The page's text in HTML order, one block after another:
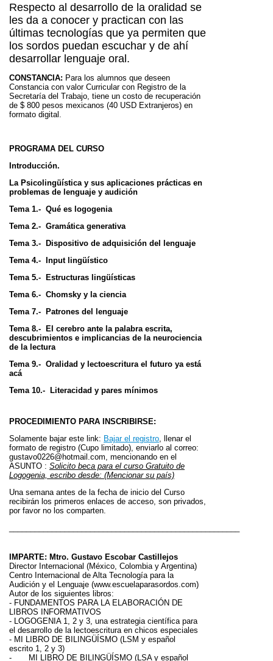
Respecto al desarrollo de la oralidad se
les da a conocer y practican con las
últimas tecnologías que ya permiten que
los sordos puedan escuchar y de ahí
desarrollar lenguaje oral.
CONSTANCIA: Para los alumnos que deseen
Constancia con valor Curricular con Registro de la
Secretaría del Trabajo, tiene un costo de recuperación
de $ 800 pesos mexicanos (40 USD Extranjeros) en
formato digital.
PROGRAMA DEL CURSO
Introducción.
La Psicolingüística y sus aplicaciones prácticas en
problemas de lenguaje y audición
Tema 1.- Qué es logogenia
Tema 2.- Gramática generativa
Tema 3.- Dispositivo de adquisición del lenguaje
Tema 4.- Input lingüístico
Tema 5.- Estructuras lingüísticas
Tema 6.- Chomsky y la ciencia
Tema 7.- Patrones del lenguaje
Tema 8.- El cerebro ante la palabra escrita,
descubrimientos e implicancias de la neurociencia
de la lectura
Tema 9.- Oralidad y lectoescritura el futuro ya está
acá
Tema 10.- Literacidad y pares mínimos
PROCEDIMIENTO PARA INSCRIBIRSE:
Solamente bajar este link: Bajar el registro , llenar el
formato de registro (Cupo limitado), enviarlo al correo:
gustavo0226@hotmail.com , mencionando en el
ASUNTO : Solicito beca para el curso Gratuito de
Logogenia, escribo desde: (Mencionar su país)
Una semana antes de la fecha de inicio del Curso
recibirán los primeros enlaces de acceso, son privados,
por favor no los comparten.
IMPARTE: Mtro. Gustavo Escobar Castillejos
Director Internacional (México, Colombia y Argentina)
Centro Internacional de Alta Tecnología para la
Audición y el Lenguaje (www.escuelaparasordos.com)
Autor de los siguientes libros:
- FUNDAMENTOS PARA LA ELABORACIÓN DE
LIBROS INFORMATIVOS
- LOGOGENIA 1, 2 y 3, una estrategia científica para
el desarrollo de la lectoescritura en chicos especiales
- MI LIBRO DE BILINGÜÍSMO (LSM y español
escrito 1, 2 y 3)
- MI LIBRO DE BILINGÜÍSMO (LSA y español